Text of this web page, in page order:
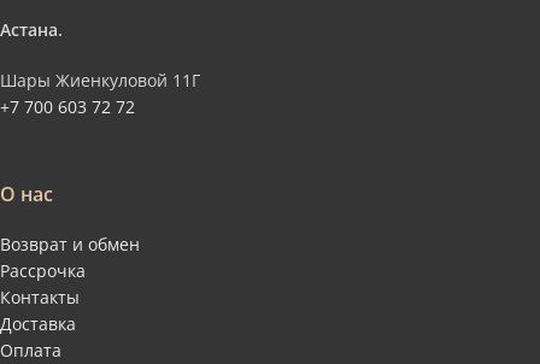
Астана.
Шары Жиенкуловой 11Г
+7 700 603 72 72
О нас
Возврат и обмен
Рассрочка
Контакты
Доставка
Оплата